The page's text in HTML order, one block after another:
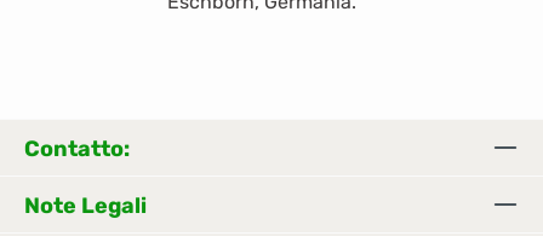
Contatto:
Note Legali